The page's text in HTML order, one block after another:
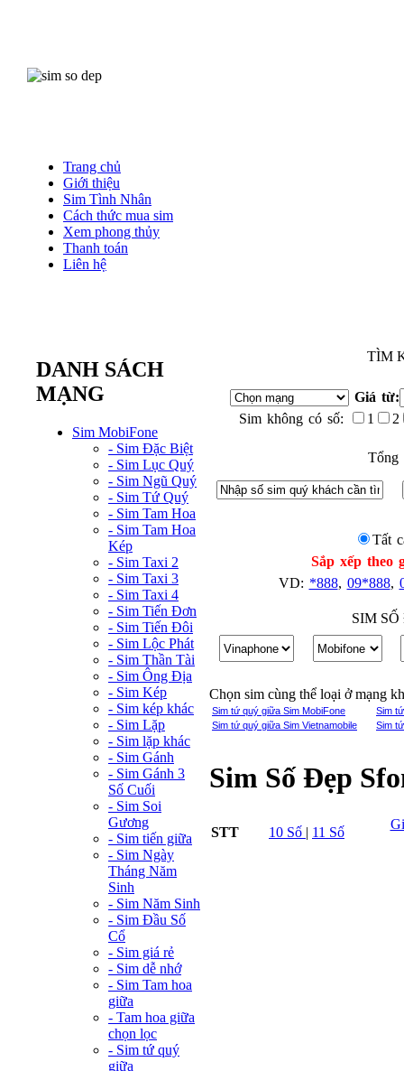
Trang chủ
Giới thiệu
Sim Tình Nhân
Cách thức mua sim
Xem phong thủy
Thanh toán
Liên hệ
DANH SÁCH
MẠNG
Sim MobiFone
- Sim Đặc Biệt
- Sim Lục Quý
- Sim Ngũ Quý
- Sim Tứ Quý
- Sim Tam Hoa
- Sim Tam Hoa
Kép
- Sim Taxi 2
- Sim Taxi 3
- Sim Taxi 4
- Sim Tiến Đơn
- Sim Tiến Đôi
- Sim Lộc Phát
- Sim Thần Tài
- Sim Ông Địa
- Sim Kép
- Sim kép khác
- Sim Lặp
- Sim lặp khác
- Sim Gánh
- Sim Gánh 3
Số Cuối
- Sim Soi
Gương
- Sim tiến giữa
- Sim Ngày
Tháng Năm
Sinh
- Sim Năm Sinh
- Sim Đầu Số
Cổ
- Sim giá rẻ
- Sim dễ nhớ
- Sim Tam hoa
giữa
- Tam hoa giữa
chọn lọc
- Sim tứ quý
giữa
TÌM
Giá từ:
Sim không có số:
1 2
Tất
Sắp xếp theo
VD: *888, 09*888,
SIM
Chọn sim cùng thể loại ở mạng
Sim tứ quý giữa Sim MobiFone
Sim
Sim tứ quý giữa Sim Vietnamobile
Sim
Sim Số Đẹp
STT 10 Số | 11 Số